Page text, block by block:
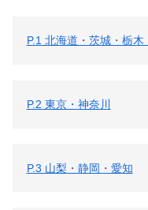
P.1 北海道・茨城・栃木
P.2 東京・神奈川
P.3 山梨・静岡・愛知